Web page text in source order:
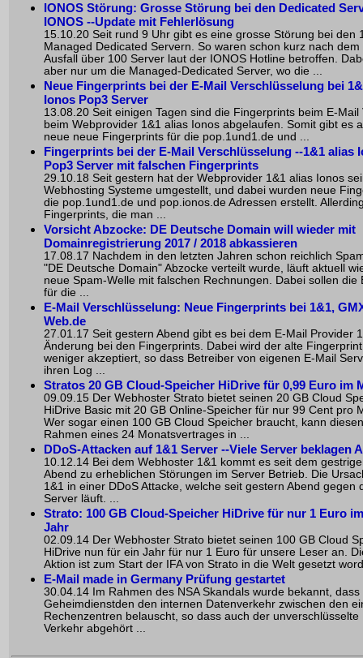
IONOS Störung: Grosse Störung bei den Dedicated
IONOS --Update mit Fehlerlösung
15.10.20 Seit rund 9 Uhr gibt es eine grosse Störung bei den
Managed Dedicated Servern. So waren schon kurz nach dem
Ausfall über 100 Server laut der IONOS Hotline betroffen.
aber nur um die Managed-Dedicated Server, wo die ...
Neue Fingerprints bei der E-Mail Verschlüsselung bei
Ionos Pop3 Server
13.08.20 Seit einigen Tagen sind die Fingerprints beim E-Mail
beim Webprovider 1&1 alias Ionos abgelaufen. Somit gibt es
neue neue Fingerprints für die pop.1und1.de und ...
Fingerprints bei der E-Mail Verschlüsselung --1&1 alias
Pop3 Server mit falschen Fingerprints
29.10.18 Seit gestern hat der Webprovider 1&1 alias Ionos
Webhosting Systeme umgestellt, und dabei wurden neue
die pop.1und1.de und pop.ionos.de Adressen erstellt.
Fingerprints, die man ...
Vorsicht Abzocke: DE Deutsche Domain will wieder mit
Domainregistrierung 2017 / 2018 abkassieren
17.08.17 Nachdem in den letzten Jahren schon reichlich
"DE Deutsche Domain" Abzocke verteilt wurde, läuft aktuell
neue Spam-Welle mit falschen Rechnungen. Dabei sollen die
für die ...
E-Mail Verschlüsselung: Neue Fingerprints bei 1&1,
Web.de
27.01.17 Seit gestern Abend gibt es bei dem E-Mail Provider
Änderung bei den Fingerprints. Dabei wird der alte
weniger akzeptiert, so dass Betreiber von eigenen E-Mail
ihren Log ...
Stratos 20 GB Cloud-Speicher HiDrive für 0,99 Euro im
09.09.15 Der Webhoster Strato bietet seinen 20 GB Cloud
HiDrive Basic mit 20 GB Online-Speicher für nur 99 Cent pro
Wer sogar einen 100 GB Cloud Speicher braucht, kann
Rahmen eines 24 Monatsvertrages in ...
DDoS-Attacken auf 1&1 Server --Viele Server beklagen
10.12.14 Bei dem Webhoster 1&1 kommt es seit dem
Abend zu erheblichen Störungen im Server Betrieb. Die
1&1 in einer DDoS Attacke, welche seit gestern Abend gegen
Server läuft. ...
Strato: 100 GB Cloud-Speicher HiDrive für nur 1 Euro
Jahr
02.09.14 Der Webhoster Strato bietet seinen 100 GB Cloud
HiDrive nun für ein Jahr für nur 1 Euro für unsere Leser an.
Aktion ist zum Start der IFA von Strato in die Welt gesetzt
E-Mail made in Germany Prüfung gestartet
30.04.14 Im Rahmen des NSA Skandals wurde bekannt, dass
Geheimdienstden den internen Datenverkehr zwischen den
Rechenzentren belauscht, so dass auch der unverschlüsselte
Verkehr abgehört ...